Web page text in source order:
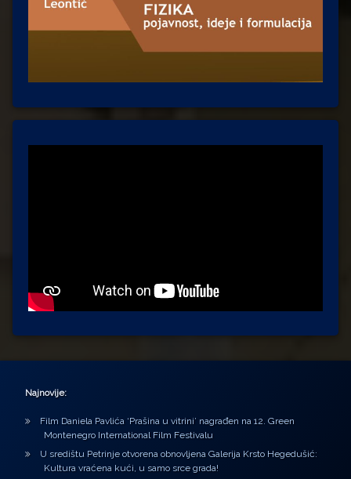
Najnovije:
Film Daniela Pavlića ‘Prašina u vitrini’ nagrađen na 12. Green
Montenegro International Film Festivalu
U središtu Petrinje otvorena obnovljena Galerija Krsto Hegedušić:
Kultura vraćena kući, u samo srce grada!